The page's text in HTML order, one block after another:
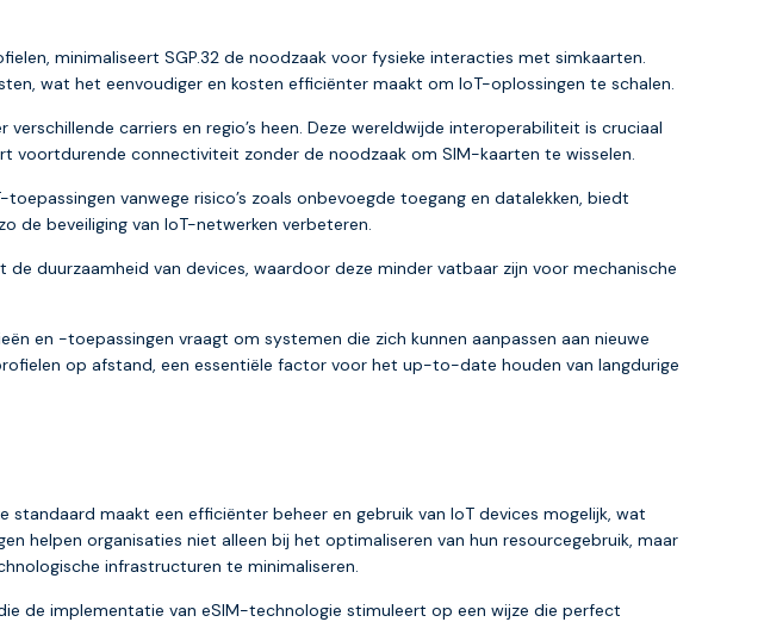
minimaliseert SGP.32 de noodzaak voor fysieke interacties met simkaarten.
wat het eenvoudiger en kosten efficiënter maakt om IoT-oplossingen te schalen.
carriers en regio’s heen. Deze wereldwijde interoperabiliteit is cruciaal
voortdurende connectiviteit zonder de noodzaak om SIM-kaarten te wisselen.
vanwege risico’s zoals onbevoegde toegang en datalekken, biedt
de beveiliging van IoT-netwerken verbeteren.
duurzaamheid van devices, waardoor deze minder vatbaar zijn voor mechanische
en -toepassingen vraagt om systemen die zich kunnen aanpassen aan nieuwe
op afstand, een essentiële factor voor het up-to-date houden van langdurige
maakt een efficiënter beheer en gebruik van IoT devices mogelijk, wat
helpen organisaties niet alleen bij het optimaliseren van hun resourcegebruik, maar
infrastructuren te minimaliseren.
de implementatie van eSIM-technologie stimuleert op een wijze die perfect